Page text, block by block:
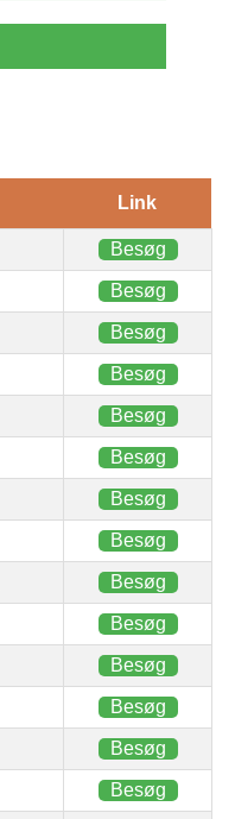
Link
Besøg
Besøg
Besøg
Besøg
Besøg
Besøg
Besøg
Besøg
Besøg
Besøg
Besøg
Besøg
Besøg
Besøg